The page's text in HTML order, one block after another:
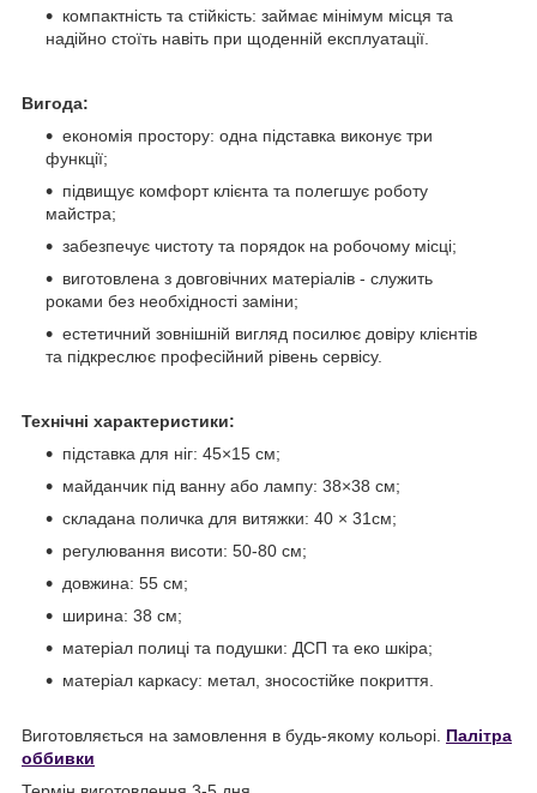
компактність та стійкість: займає мінімум місця та
надійно стоїть навіть при щоденній експлуатації.
Вигода:
економія простору: одна підставка виконує три
функції;
підвищує комфорт клієнта та полегшує роботу
майстра;
забезпечує чистоту та порядок на робочому місці;
виготовлена з довговічних матеріалів - служить
роками без необхідності заміни;
естетичний зовнішній вигляд посилює довіру клієнтів
та підкреслює професійний рівень сервісу.
Технічні характеристики:
підставка для ніг: 45×15 см;
майданчик під ванну або лампу: 38×38 см;
складана поличка для витяжки: 40 × 31см;
регулювання висоти: 50-80 см;
довжина: 55 см;
ширина: 38 см;
матеріал полиці та подушки: ДСП та еко шкіра;
матеріал каркасу: метал, зносостійке покриття.
Виготовляється на замовлення в будь-якому кольорі. Палітра
оббивки